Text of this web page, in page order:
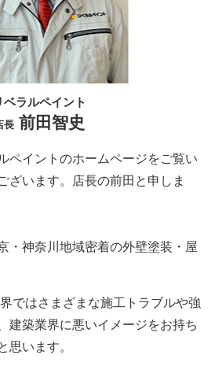
ベラルペイント
長 前田智史
ペイントのホームページをご覧い
ざいます。
店長の前田と申しま
・神奈川地域密着の外壁塗装・屋
ではさまざまな施工トラブルや強
建築業界に悪いイメージをお持ち
思います。